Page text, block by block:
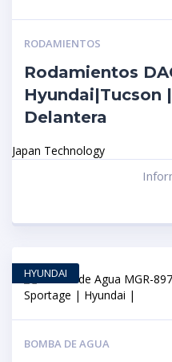
RODAMIENTOS
Rodamientos
Hyundai|Tucson
Delantera
Japan Technology
BOMBA DE AGUA
HYUNDAI